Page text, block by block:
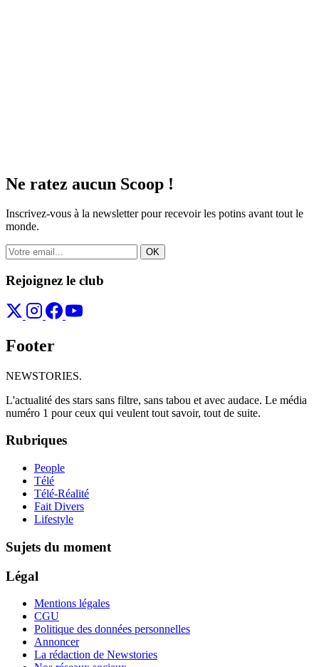
Ne ratez aucun Scoop !
Inscrivez-vous à la newsletter pour recevoir les potins avant tout le
monde.
OK
Rejoignez le club
Footer
NEWSTORIES.
L'actualité des stars sans filtre, sans tabou et avec audace. Le média
numéro 1 pour ceux qui veulent tout savoir, tout de suite.
Rubriques
People
Télé
Télé-Réalité
Fait Divers
Lifestyle
Sujets du moment
Légal
Mentions légales
CGU
Politique des données personnelles
Annoncer
La rédaction de Newstories